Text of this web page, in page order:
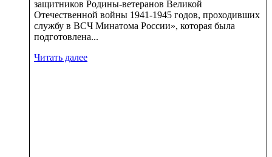
защитников Родины-ветеранов Великой
Отечественной войны 1941-1945 годов, проходивших
службу в ВСЧ Минатома России», которая была
подготовлена...
Читать далее